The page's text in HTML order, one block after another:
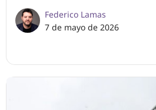
Federico Lamas
7 de mayo de 2026